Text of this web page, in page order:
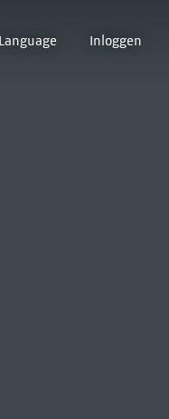
Language Inloggen